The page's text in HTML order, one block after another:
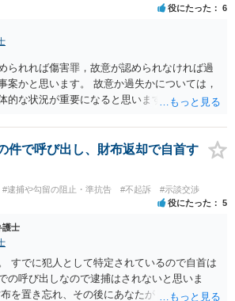
役にたった 6
られれば傷害罪，故意が認められなければ過
案かと思います。 故意か過失かについては，
的な状況が重要になると思います。 民事的に
う。 因果関係（刑事も民事も影響あり）とし
る点も問題になるかもしれません。 因果関係
方が大きく変わります。 いずれにしまして
，お近くの弁護士の方に相談されるのがよい
件で呼び出し、財布返却で自首す
#逮捕や勾留の阻止・準抗告 #不起訴 #示談交渉
役にたった 5
護士
すでに犯人として特定されているので自首は
の呼び出しなので逮捕はされないと思いま
を置き忘れ、その後にあなたがトイレに入